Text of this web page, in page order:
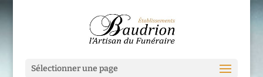
Sélectionner une page